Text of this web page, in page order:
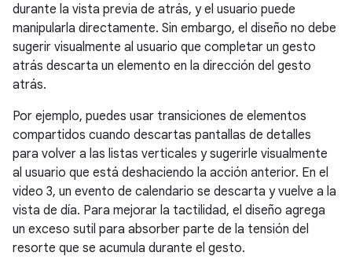
durante la vista previa de atrás, y el usuario puede
manipularla directamente. Sin embargo, el diseño no debe
sugerir visualmente al usuario que completar un gesto
atrás descarta un elemento en la dirección del gesto
atrás.
Por ejemplo, puedes usar transiciones de elementos
compartidos cuando descartas pantallas de detalles
para volver a las listas verticales y sugerirle visualmente
al usuario que está deshaciendo la acción anterior. En el
video 3, un evento de calendario se descarta y vuelve a la
vista de día. Para mejorar la tactilidad, el diseño agrega
un exceso sutil para absorber parte de la tensión del
resorte que se acumula durante el gesto.